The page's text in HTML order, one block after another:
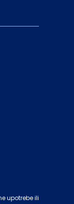
upotrebe ili